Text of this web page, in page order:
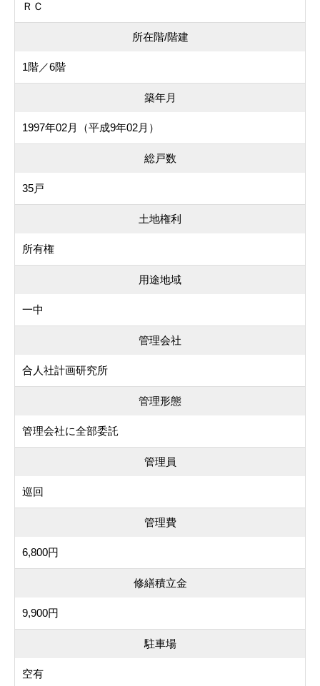
ＲＣ
所在階/階建
1階／6階
築年月
1997年02月（平成9年02月）
総戸数
35戸
土地権利
所有権
用途地域
一中
管理会社
合人社計画研究所
管理形態
管理会社に全部委託
管理員
巡回
管理費
6,800円
修繕積立金
9,900円
駐車場
空有